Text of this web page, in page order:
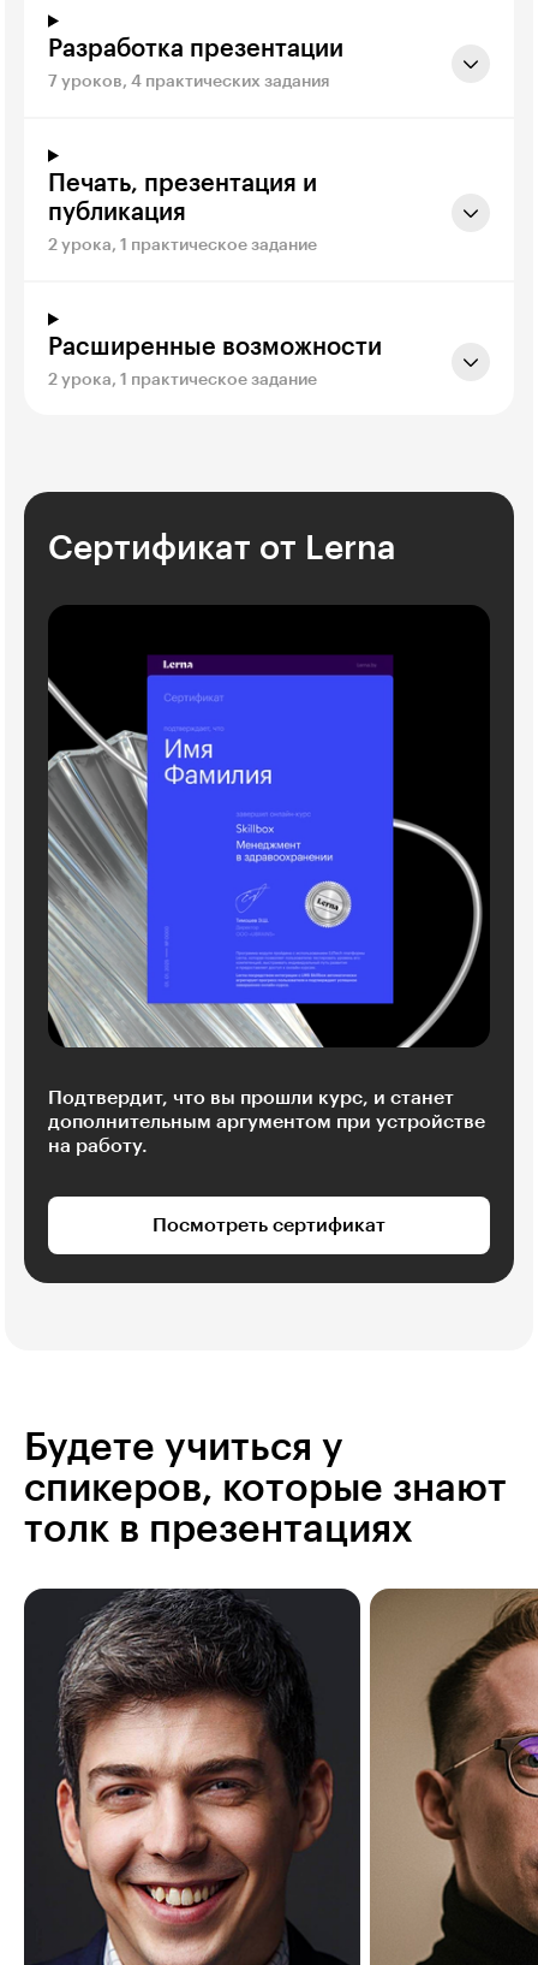
Разработка презентации
7 уроков, 4 практических задания
Печать, презентация и
публикация
2 урока, 1 практическое задание
Расширенные возможности
2 урока, 1 практическое задание
Сертификат от Lerna
Подтвердит, что вы прошли курс, и станет
дополнительным аргументом при устройстве
на работу.
Посмотреть сертификат
Будете учиться у
спикеров, которые знают
толк в презентациях